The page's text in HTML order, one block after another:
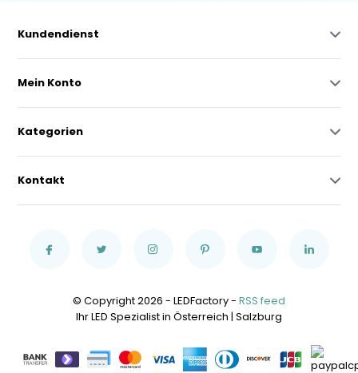
Kundendienst
Mein Konto
Kategorien
Kontakt
© Copyright 2026 - LEDFactory - RSS feed
Ihr LED Spezialist in Österreich | Salzburg